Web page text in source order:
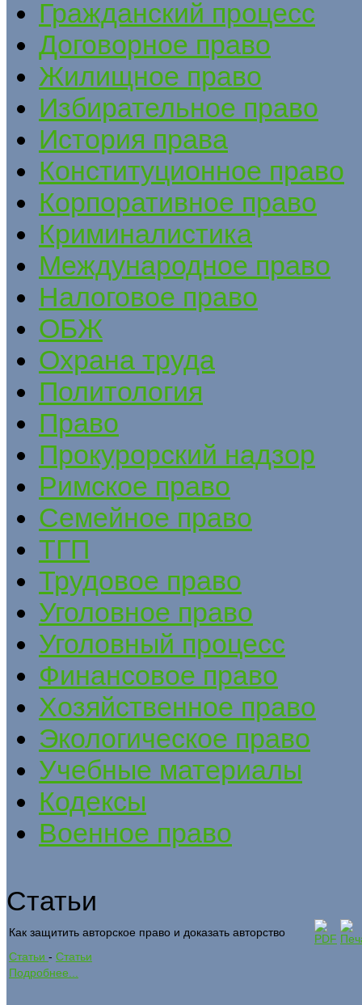
Гражданский процесс
Договорное право
Жилищное право
Избирательное право
История права
Конституционное право
Корпоративное право
Криминалистика
Международное право
Налоговое право
ОБЖ
Охрана труда
Политология
Право
Прокурорский надзор
Римское право
Семейное право
ТГП
Трудовое право
Уголовное право
Уголовный процесс
Финансовое право
Хозяйственное право
Экологическое право
Учебные материалы
Кодексы
Военное право
Статьи
Как защитить авторское право и доказать авторство
Статьи - Статьи
Подробнее...